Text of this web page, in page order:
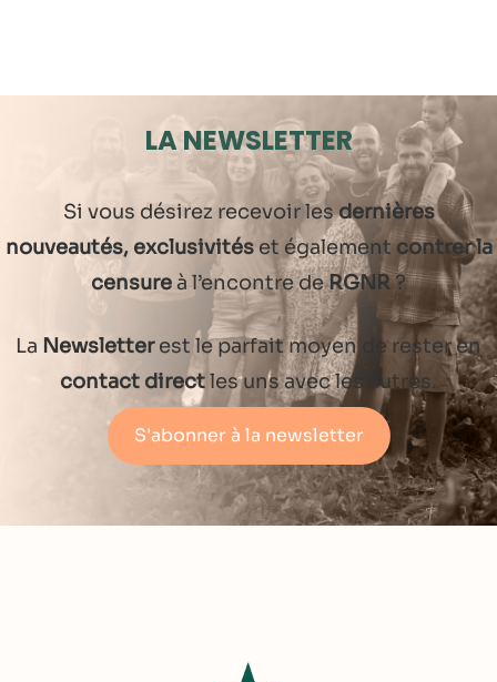
LA NEWSLETTER
Si vous désirez recevoir lesdernières
nouveautés, exclusivitéset également contrer la
censureà l’encontre deRGNR?
La Newsletterest le parfait moyen de rester en
contact directles uns avec les autres.
S'abonner à la newsletter